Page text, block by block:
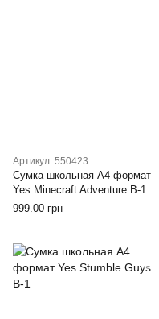
Артикул: 550423
Сумка школьная А4 формат
Yes Minecraft Adventure В-1
999.00 грн